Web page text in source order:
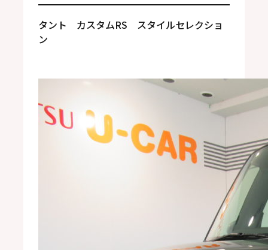
タント カスタムRS スタイルセレクショ
ン